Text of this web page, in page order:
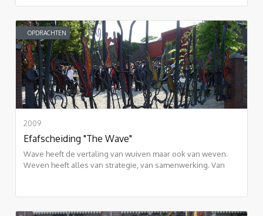
OPDRACHTEN
2009
Efafscheiding "The Wave"
Wave heeft de vertaling van wuiven maar ook van weven.
Weven heeft alles van strategie, van samenwerking. Van